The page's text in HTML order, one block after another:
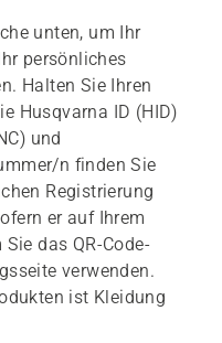
unten, um Ihr
persönliches
Halten Sie Ihren
Husqvarna ID (HID)
und
n finden Sie
Registrierung
er auf Ihrem
das QR-Code-
verwenden.
ist Kleidung